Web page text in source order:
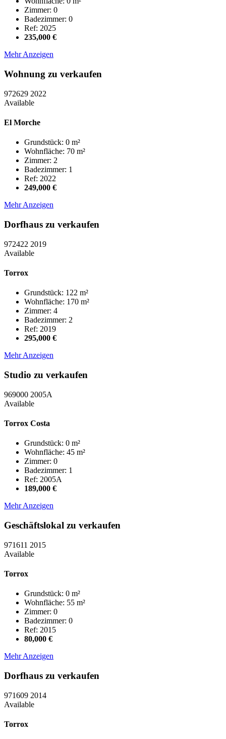
Zimmer: 0
Badezimmer: 0
Ref: 2025
235,000 €
Mehr Anzeigen
Wohnung zu verkaufen
972629 2022
Available
El Morche
Grundstück: 0 m²
Wohnfläche: 70 m²
Zimmer: 2
Badezimmer: 1
Ref: 2022
249,000 €
Mehr Anzeigen
Dorfhaus zu verkaufen
972422 2019
Available
Torrox
Grundstück: 122 m²
Wohnfläche: 170 m²
Zimmer: 4
Badezimmer: 2
Ref: 2019
295,000 €
Mehr Anzeigen
Studio zu verkaufen
969000 2005A
Available
Torrox Costa
Grundstück: 0 m²
Wohnfläche: 45 m²
Zimmer: 0
Badezimmer: 1
Ref: 2005A
189,000 €
Mehr Anzeigen
Geschäftslokal zu verkaufen
971611 2015
Available
Torrox
Grundstück: 0 m²
Wohnfläche: 55 m²
Zimmer: 0
Badezimmer: 0
Ref: 2015
80,000 €
Mehr Anzeigen
Dorfhaus zu verkaufen
971609 2014
Available
Torrox